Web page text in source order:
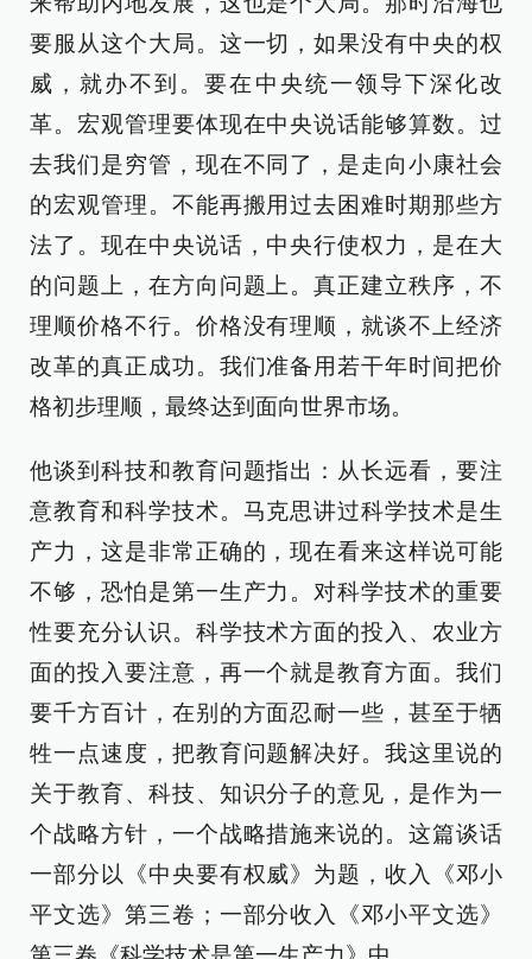
要服从这个大局。这一切，如果没有中央的权
威，就办不到。要在中央统一领导下深化改
革。宏观管理要体现在中央说话能够算数。过
去我们是穷管，现在不同了，是走向小康社会
的宏观管理。不能再搬用过去困难时期那些方
法了。现在中央说话，中央行使权力，是在大
的问题上，在方向问题上。真正建立秩序，不
理顺价格不行。价格没有理顺，就谈不上经济
改革的真正成功。我们准备用若干年时间把价
格初步理顺，最终达到面向世界市场。
他谈到科技和教育问题指出：从长远看，要注
意教育和科学技术。马克思讲过科学技术是生
产力，这是非常正确的，现在看来这样说可能
不够，恐怕是第一生产力。对科学技术的重要
性要充分认识。科学技术方面的投入、农业方
面的投入要注意，再一个就是教育方面。我们
要千方百计，在别的方面忍耐一些，甚至于牺
牲一点速度，把教育问题解决好。我这里说的
关于教育、科技、知识分子的意见，是作为一
个战略方针，一个战略措施来说的。这篇谈话
一部分以《中央要有权威》为题，收入《邓小
平文选》第三卷；一部分收入《邓小平文选》